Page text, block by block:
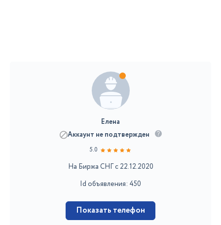
Елена
Аккаунт не подтвержден
5.0
На Биржа СНГ с 22.12.2020
Id объявления: 450
Показать телефон